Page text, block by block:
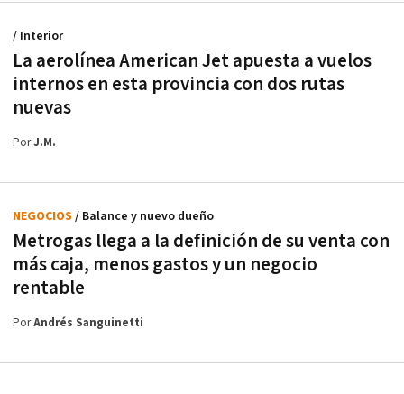
La aerolínea American Jet apuesta a vuelos
internos en esta provincia con dos rutas
nuevas
/ Interior
PorJ.M.
Metrogas llega a la definición de su venta con
más caja, menos gastos y un negocio
rentable
NEGOCIOS / Balance y nuevo dueño
PorAndrés Sanguinetti